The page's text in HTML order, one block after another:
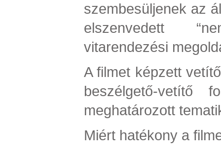
szembesüljenek az
elszenvedett
vitarendezési
A filmet képzett
beszélgető-vetítő
meghatározott
Miért hatékony a